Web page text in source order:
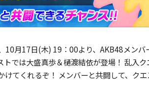
10月17日(木) 19：00より、AKB48メン
トでは大盛真歩＆樋渡結依が登場！ 乱入
てくれるぞ！ メンバーと共闘して、クエ